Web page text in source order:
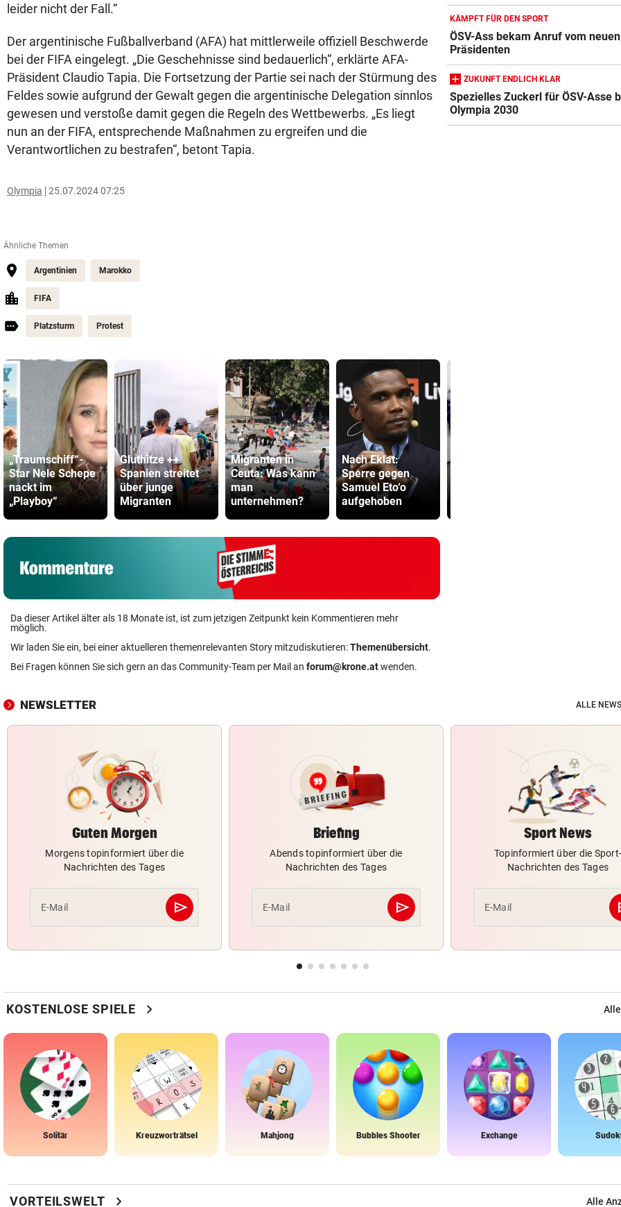
leider nicht der Fall.“
Der argentinische Fußballverband (AFA) hat mittlerweile offiziell Beschwerde
bei der FIFA eingelegt. „Die Geschehnisse sind bedauerlich“, erklärte AFA-
Präsident Claudio Tapia. Die Fortsetzung der Partie sei nach der Stürmung des
Feldes sowie aufgrund der Gewalt gegen die argentinische Delegation sinnlos
gewesen und verstoße damit gegen die Regeln des Wettbewerbs. „Es liegt
nun an der FIFA, entsprechende Maßnahmen zu ergreifen und die
Verantwortlichen zu bestrafen“, betont Tapia.
Olympia 25.07.2024 07:25
Ähnliche Themen
Argentinien Marokko
FIFA
Platzsturm Protest
„Traumschiff“-
Star Nele Schepe
nackt im
„Playboy“
Gluthitze ++
Spanien streitet
über junge
Migranten
Migranten in
Ceuta: Was kann
man
unternehmen?
Nach Eklat:
Sperre gegen
Samuel Eto‘o
aufgehoben
Da dieser Artikel älter als 18 Monate ist, ist zum jetzigen Zeitpunkt kein Kommentieren mehr
möglich.
Wir laden Sie ein, bei einer aktuelleren themenrelevanten Story mitzudiskutieren:Themenübersicht.
Bei Fragen können Sie sich gern an das Community-Team per Mail an forum@krone.atwenden.
KÄMPFT FÜR DEN SPORT
ÖSV-Ass bekam Anruf vom
Präsidenten
ZUKUNFT ENDLICH KLAR
Spezielles Zuckerl für ÖSV-Asse
Olympia 2030
NEWSLETTER ALLE
Guten Morgen
Morgens topinformiert über die
Nachrichten des Tages
E-Mail send
Abschicken
Briefing
Abends topinformiert über die
Nachrichten des Tages
E-Mail send
Abschicken
Sport News
Topinformiert über die Sport-
Nachrichten des Tages
E-Mail
KOSTENLOSE SPIELE chevron_right
Solitär Kreuzworträtsel Mahjong Bubbles Shooter Exchange
VORTEILSWELT chevron_right Alle